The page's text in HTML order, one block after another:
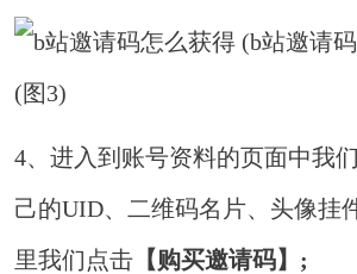
4、进入到账号资料的页面中我
己的UID、二维码名片、头像挂
里我们点击 【购买邀请码】;